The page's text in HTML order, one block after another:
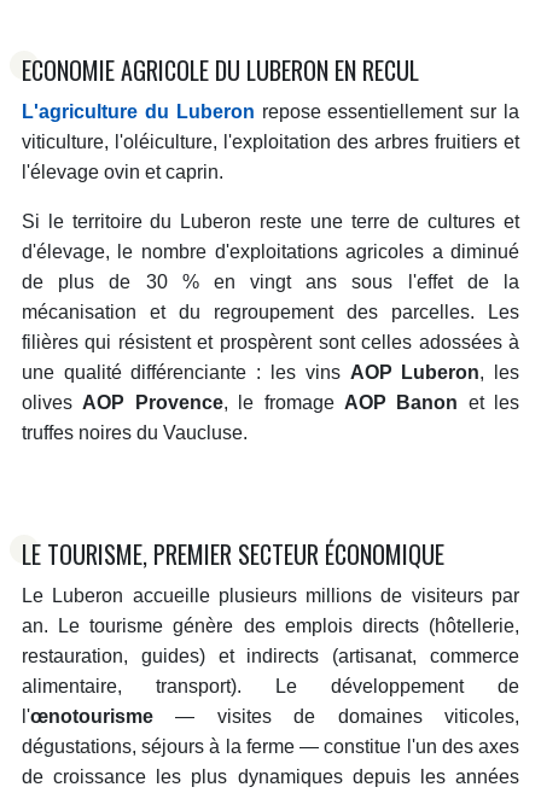
ECONOMIE AGRICOLE DU LUBERON EN RECUL
L'agriculture du Luberon repose essentiellement sur la
viticulture, l'oléiculture, l'exploitation des arbres fruitiers et
l'élevage ovin et caprin.
Si le territoire du Luberon reste une terre de cultures et
d'élevage, le nombre d'exploitations agricoles a diminué
de plus de 30 % en vingt ans sous l'effet de la
mécanisation et du regroupement des parcelles. Les
filières qui résistent et prospèrent sont celles adossées à
une qualité différenciante : les vins AOP Luberon, les
olivesAOP Provence, le fromage AOP Banon et les
truffes noires du Vaucluse.
LE TOURISME, PREMIER SECTEUR ÉCONOMIQUE
Le Luberon accueille plusieurs millions de visiteurs par
an. Le tourisme génère des emplois directs (hôtellerie,
restauration, guides) et indirects (artisanat, commerce
alimentaire, transport). Le développement de
l'œnotourisme— visites de domaines viticoles,
dégustations, séjours à la ferme — constitue l'un des axes
de croissance les plus dynamiques depuis les années